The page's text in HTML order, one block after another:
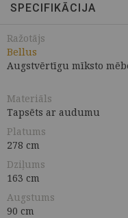
SPECIFIKĀCIJA
Ražotājs
Bellus
Augstvērtīgu mīksto
Materiāls
Tapsēts ar audumu
Platums
278 cm
Dziļums
163 cm
Augstums
90 cm